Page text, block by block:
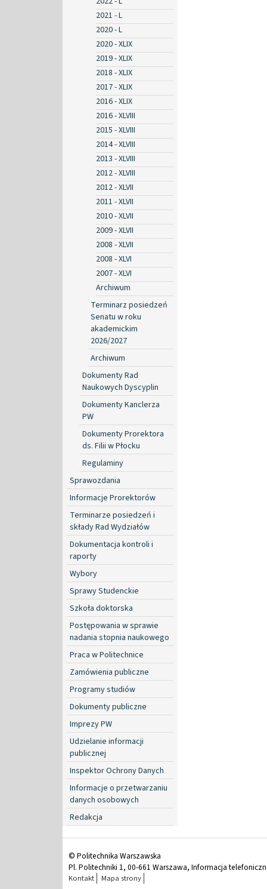
2021 - L
2020 - L
2020 - XLIX
2019 - XLIX
2018 - XLIX
2017 - XLIX
2016 - XLIX
2016 - XLVIII
2015 - XLVIII
2014 - XLVIII
2013 - XLVIII
2012 - XLVIII
2012 - XLVII
2011 - XLVII
2010 - XLVII
2009 - XLVII
2008 - XLVII
2008 - XLVI
2007 - XLVI
Archiwum
Terminarz posiedzeń
Senatu w roku
akademickim
2026/2027
Archiwum
Dokumenty Rad
Naukowych Dyscyplin
Dokumenty Kanclerza
PW
Dokumenty Prorektora
ds. Filii w Płocku
Regulaminy
Sprawozdania
Informacje Prorektorów
Terminarze posiedzeń i
składy Rad Wydziałów
Dokumentacja kontroli i
raporty
Wybory
Sprawy Studenckie
Szkoła doktorska
Postępowania w sprawie
nadania stopnia naukowego
Praca w Politechnice
Zamówienia publiczne
Programy studiów
Dokumenty publiczne
Imprezy PW
Udzielanie informacji
publicznej
Inspektor Ochrony Danych
Informacje o przetwarzaniu
danych osobowych
Redakcja
© Politechnika Warszawska
Pl. Politechniki 1, 00-661 Warszawa, Informacja
Kontakt Mapa strony